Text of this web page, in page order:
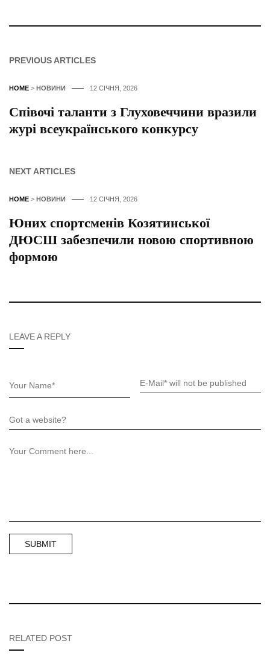
PREVIOUS ARTICLES
HOME > НОВИНИ 12 СІЧНЯ, 2026
Співочі таланти з Глуховеччини вразили
журі всеукраїнського конкурсу
NEXT ARTICLES
HOME > НОВИНИ 12 СІЧНЯ, 2026
Юних спортсменів Козятинської
ДЮСШ забезпечили новою спортивною
формою
LEAVE A REPLY
RELATED POST